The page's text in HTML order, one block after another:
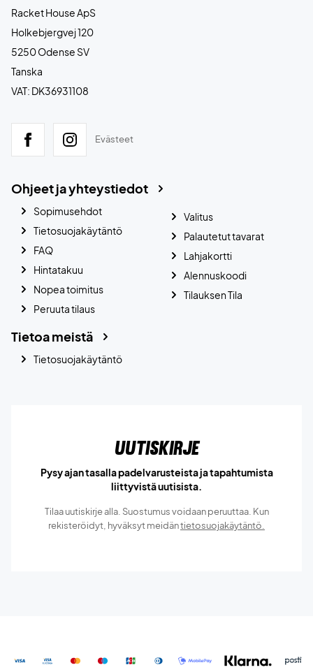
Racket House ApS
Holkebjergvej 120
5250 Odense SV
Tanska
VAT: DK36931108
Evästeet
Ohjeet ja yhteystiedot
Sopimusehdot
Tietosuojakäytäntö
FAQ
Hintatakuu
Nopea toimitus
Peruuta tilaus
Valitus
Palautetut tavarat
Lahjakortti
Alennuskoodi
Tilauksen Tila
Tietoa meistä
Tietosuojakäytäntö
Uutiskirje
Pysy ajan tasalla padelvarusteista ja tapahtumista
liittyvistä uutisista.
Tilaa uutiskirje alla. Suostumus voidaan peruuttaa. Kun
rekisteröidyt, hyväksyt meidäntietosuojakäytäntö.